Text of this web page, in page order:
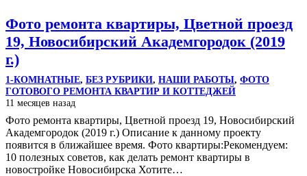
Фото ремонта квартиры, Цветной проезд
19, Новосибирский Академгородок (2019
г.)
1-КОМНАТНЫЕ, БЕЗ РУБРИКИ, НАШИ РАБОТЫ, ФОТО
ГОТОВОГО РЕМОНТА КВАРТИР И КОТТЕДЖЕЙ
11 месяцев назад
Фото ремонта квартиры, Цветной проезд 19, Новосибирский
Академгородок (2019 г.) Описание к данному проекту
появится в ближайшее время. Фото квартиры:Рекомендуем:
10 полезных советов, как делать ремонт квартиры в
новостройке Новосибирска Хотите…